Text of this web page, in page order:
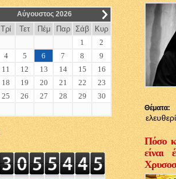
Αύγουστος 2026 __
Τρί Τετ Πέμ Παρ Σάβ
Κυρ
1
2
4 5 6 7 8
9
11 12 13 14 15
16
18 19 20 21 22
23
25 26 27 28 29
30
Θέματα:
Πόσο
είναι